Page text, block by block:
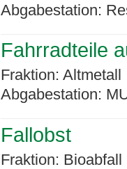
Abgabestation:
Fahrradteile
Fraktion: Altmetall
Abgabestation:
Fallobst
Fraktion: Bioabfall